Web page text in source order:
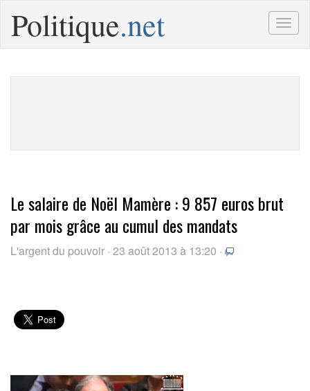
Politique.net
Le salaire de Noël Mamère : 9 857 euros brut
par mois grâce au cumul des mandats
L'argent du pouvoir · 23 août 2013 à 13:20 ·